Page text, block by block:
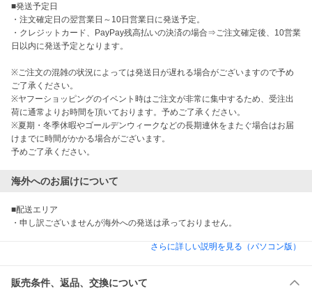
■発送予定日
・注文確定日の翌営業日～10日営業日に発送予定。
・クレジットカード、PayPay残高払いの決済の場合⇒ご注文確定後、10営業
日以内に発送予定となります。
※ご注文の混雑の状況によっては発送日が遅れる場合がございますので予め
ご了承ください。
※ヤフーショッピングのイベント時はご注文が非常に集中するため、受注出
荷に通常よりお時間を頂いております。予めご了承ください。
※夏期・冬季休暇やゴールデンウィークなどの長期連休をまたぐ場合はお届
けまでに時間がかかる場合がございます。
海外へのお届けについて
■配送エリア
・申し訳ございませんが海外への発送は承っておりません。
さらに詳しい説明を見る（パソコン版）
販売条件、返品、交換について